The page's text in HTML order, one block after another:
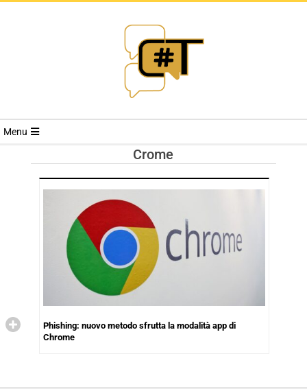
RIVISTA
TRENDS
Menu
Crome
Phishing: nuovo metodo sfrutta la modalità app di
Chrome